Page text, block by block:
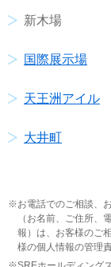
新木場
国際展示場
天王洲アイル
大井町
お電話でのご相談、
（お名前、ご住所、
報）は、お客様のご
様の個人情報の管理